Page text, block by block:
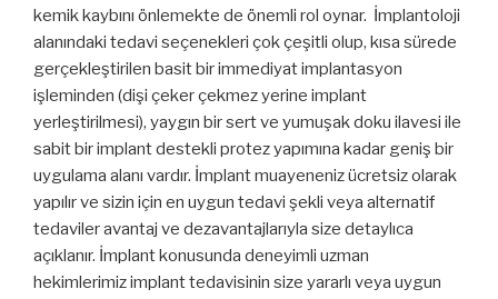
kemik kaybını önlemekte de önemli rol oynar. İmplantoloji
alanındaki tedavi seçenekleri çok çeşitli olup, kısa sürede
gerçekleştirilen basit bir immediyat implantasyon
işleminden (dişi çeker çekmez yerine implant
yerleştirilmesi), yaygın bir sert ve yumuşak doku ilavesi ile
sabit bir implant destekli protez yapımına kadar geniş bir
uygulama alanı vardır. İmplant muayeneniz ücretsiz olarak
yapılır ve sizin için en uygun tedavi şekli veya alternatif
tedaviler avantaj ve dezavantajlarıyla size detaylıca
açıklanır. İmplant konusunda deneyimli uzman
hekimlerimiz implant tedavisinin size yararlı veya uygun